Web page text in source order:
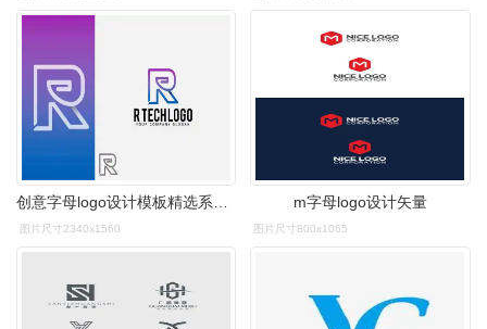
创意字母logo设计模板精选系列之字母rrtechlogo
图片尺寸2340x1560
m字母logo设计矢量
图片尺寸800x1065